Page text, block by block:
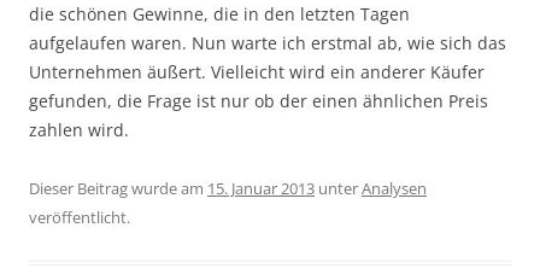
die schönen Gewinne, die in den letzten Tagen
aufgelaufen waren. Nun warte ich erstmal ab, wie sich das
Unternehmen äußert. Vielleicht wird ein anderer Käufer
gefunden, die Frage ist nur ob der einen ähnlichen Preis
zahlen wird.
Dieser Beitrag wurde am 15. Januar 2013 unterAnalysen
veröffentlicht.